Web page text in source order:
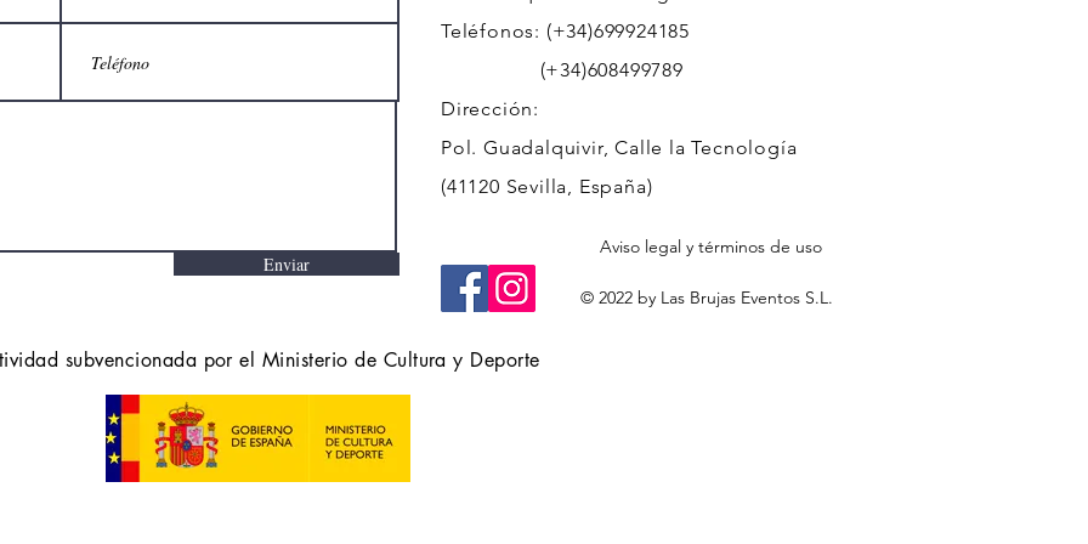
Enviar
Teléfonos: (+34)699924185
(+34)608499789
Dirección:
Pol. Guadalquivir, Calle la Tecnología
(41120 Sevilla, España)
Aviso legal y términos de uso
© 2022 by Las Brujas Eventos S.L.
subvencionada por el Ministerio de Cultura y Deporte